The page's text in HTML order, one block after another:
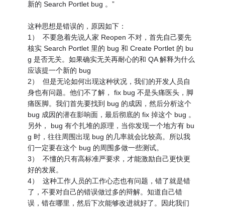
新的 Search Portlet bug 。”
这种思想是错误的，原因如下：
1） 不要急着先说人家 Reopen 不对，首先自己要先
核实 Search Portlet 里的 bug 和 Create Portlet 的 bu
g 是否无关。如果确实无关再耐心的和 QA 解释为什么
应该提一个新的 bug
2） 但是无论如何出现这种状况，我们的开发人员自
身也有问题。他们不了解， fix bug 不是头痛医头，脚
痛医脚。我们首先要找到 bug 的成因，然后分析这个
bug 成因的潜在影响面，最后彻底的 fix 掉这个 bug 。
另外， bug 有个扎堆的原理，当你发现一个地方有 bu
g 时，往往周围出现 bug 的几率就会比较高。所以我
们一定要在这个 bug 的周围多做一些测试。
3） 不懂的只有高标准严要求，才能激励自己更快更
好的发展。
4） 这种工作人员的工作心态也有问题，错了就是错
了，不要对自己的错误做过多的辩解。知道自己错
误，错在哪里，然后下次能够改进就好了。因此我们